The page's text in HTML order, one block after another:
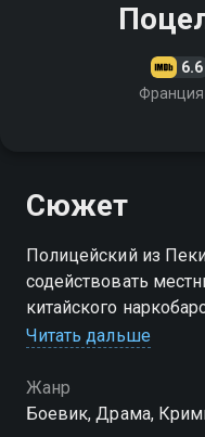
6.6
Франция
Сюжет
Полицейский из
содействовать
китайского
преступнику
обвинив его в
Читать дальше
Жанр
Боевик, Драма,